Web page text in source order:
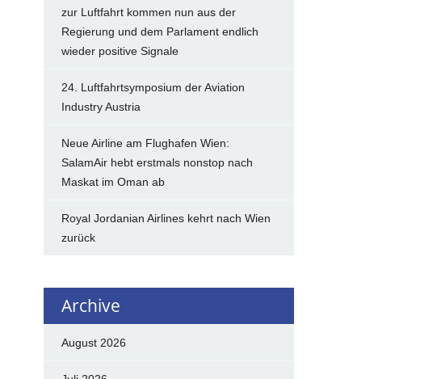
zur Luftfahrt kommen nun aus der
Regierung und dem Parlament endlich
wieder positive Signale
24. Luftfahrtsymposium der Aviation
Industry Austria
Neue Airline am Flughafen Wien:
SalamAir hebt erstmals nonstop nach
Maskat im Oman ab
Royal Jordanian Airlines kehrt nach Wien
zurück
Archive
August 2026